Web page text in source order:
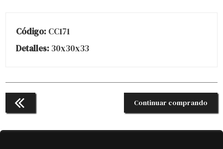
Código: CC171
Detalles: 30x30x33
Continuar comprando